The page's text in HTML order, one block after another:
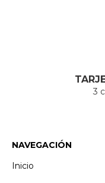
3
NAVEGACIÓN
Inicio